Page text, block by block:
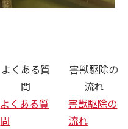
よくある質
問
よくある質
問
害獣駆除の
流れ
害獣駆除の
流れ